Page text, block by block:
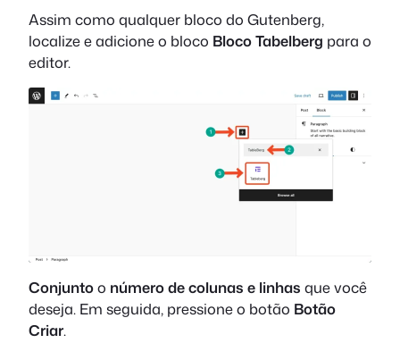
Assim como qualquer bloco do Gutenberg,
localize e adicione o bloco Bloco Tabelberg para o
editor.
Conjuntoo número de colunas e linhas que você
deseja. Em seguida, pressione o botão Botão
Criar.